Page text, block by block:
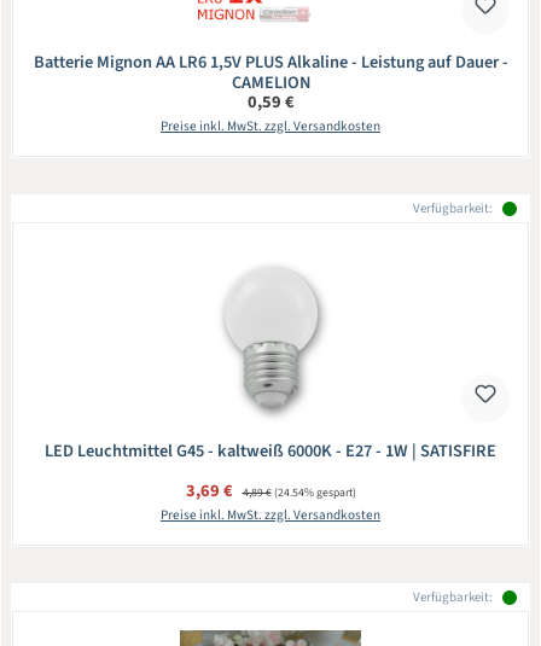
Batterie Mignon AA LR6 1,5V PLUS Alkaline - Leistung auf Dauer -
CAMELION
Regulärer Preis:
0,59 €
Preise inkl. MwSt. zzgl. Versandkosten
Verfügbarkeit:
LED Leuchtmittel G45 - kaltweiß 6000K - E27 - 1W | SATISFIRE
Verkaufspreis:
3,69 € Regulärer Preis:
4,89 €(24.54% gespart)
Preise inkl. MwSt. zzgl. Versandkosten
Verfügbarkeit: